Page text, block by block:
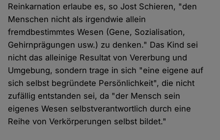
Reinkarnation erlaube es, so Jost Schieren, "den
Menschen nicht als irgendwie allein
fremdbestimmtes Wesen (Gene, Sozialisation,
Gehirnprägungen usw.) zu denken." Das Kind sei
nicht das alleinige Resultat von Vererbung und
Umgebung, sondern trage in sich "eine eigene auf
sich selbst begründete Persönlichkeit", die nicht
zufällig entstanden sei, da "der Mensch sein
eigenes Wesen selbstverantwortlich durch eine
Reihe von Verkörperungen selbst bildet."